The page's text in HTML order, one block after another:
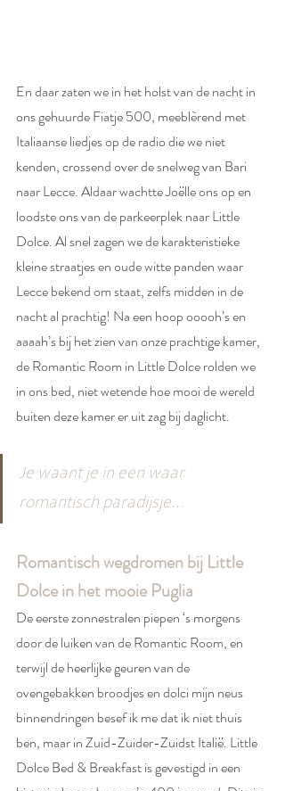
En daar zaten we in het holst van de nacht in
ons gehuurde Fiatje 500, meeblèrend met
Italiaanse liedjes op de radio die we niet
kenden, crossend over de snelweg van Bari
naar Lecce. Aldaar wachtte Joëlle ons op en
loodste ons van de parkeerplek naar Little
Dolce. Al snel zagen we de karakteristieke
kleine straatjes en oude witte panden waar
Lecce bekend om staat, zelfs midden in de
nacht al prachtig! Na een hoop ooooh’s en
aaaah’s bij het zien van onze prachtige kamer,
de Romantic Room in Little Dolce rolden we
in ons bed, niet wetende hoe mooi de wereld
buiten deze kamer er uit zag bij daglicht.
Je waant je in een waar
romantisch paradijsje...
Romantisch wegdromen bij Little
Dolce in het mooie Puglia
De eerste zonnestralen piepen ‘s morgens
door de luiken van de Romantic Room, en
terwijl de heerlijke geuren van de
ovengebakken broodjes en dolci mijn neus
binnendringen besef ik me dat ik niet thuis
ben, maar in Zuid-Zuider-Zuidst Italië. Little
Dolce Bed & Breakfast is gevestigd in een